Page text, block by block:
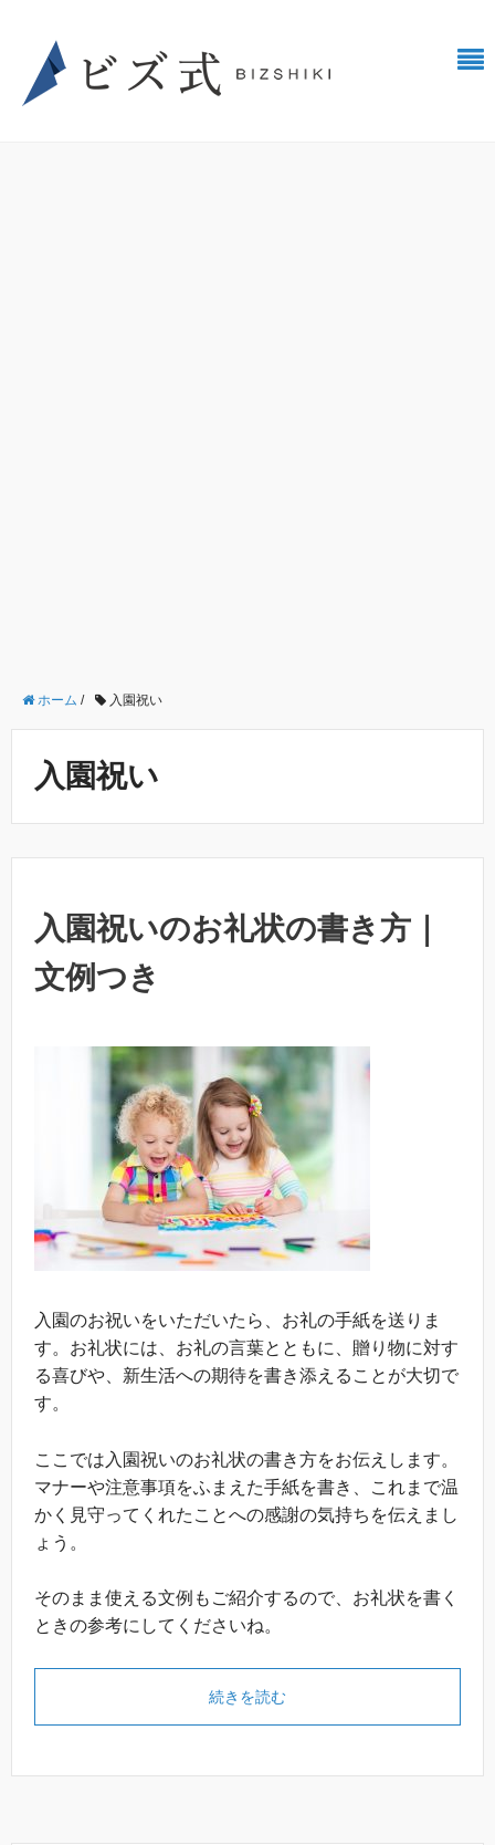
ホーム / 入園祝い
入園祝い
入園祝いのお礼状の書き方｜
文例つき
入園のお祝いをいただいたら、お礼の手紙を送りま
す。お礼状には、お礼の言葉とともに、贈り物に対す
る喜びや、新生活への期待を書き添えることが大切で
す。
ここでは入園祝いのお礼状の書き方をお伝えします。
マナーや注意事項をふまえた手紙を書き、これまで温
かく見守ってくれたことへの感謝の気持ちを伝えまし
ょう。
そのまま使える文例もご紹介するので、お礼状を書く
ときの参考にしてくださいね。
続きを読む